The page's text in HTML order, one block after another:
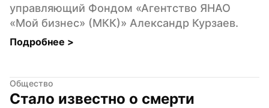
управляющий Фондом «Агентство ЯНАО
«Мой бизнес» (МКК)» Александр Курзаев.
Подробнее >
Общество
Стало известно о смерти